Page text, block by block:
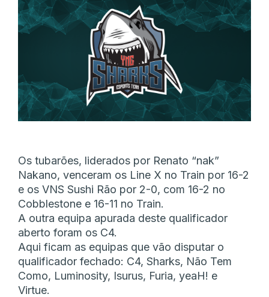
Os tubarões, liderados por Renato “nak”
Nakano, venceram os Line X no Train por 16-2
e os VNS Sushi Rão por 2-0, com 16-2 no
Cobblestone e 16-11 no Train.
A outra equipa apurada deste qualificador
aberto foram os C4.
Aqui ficam as equipas que vão disputar o
qualificador fechado: C4, Sharks, Não Tem
Como, Luminosity, Isurus, Furia, yeaH! e
Virtue.